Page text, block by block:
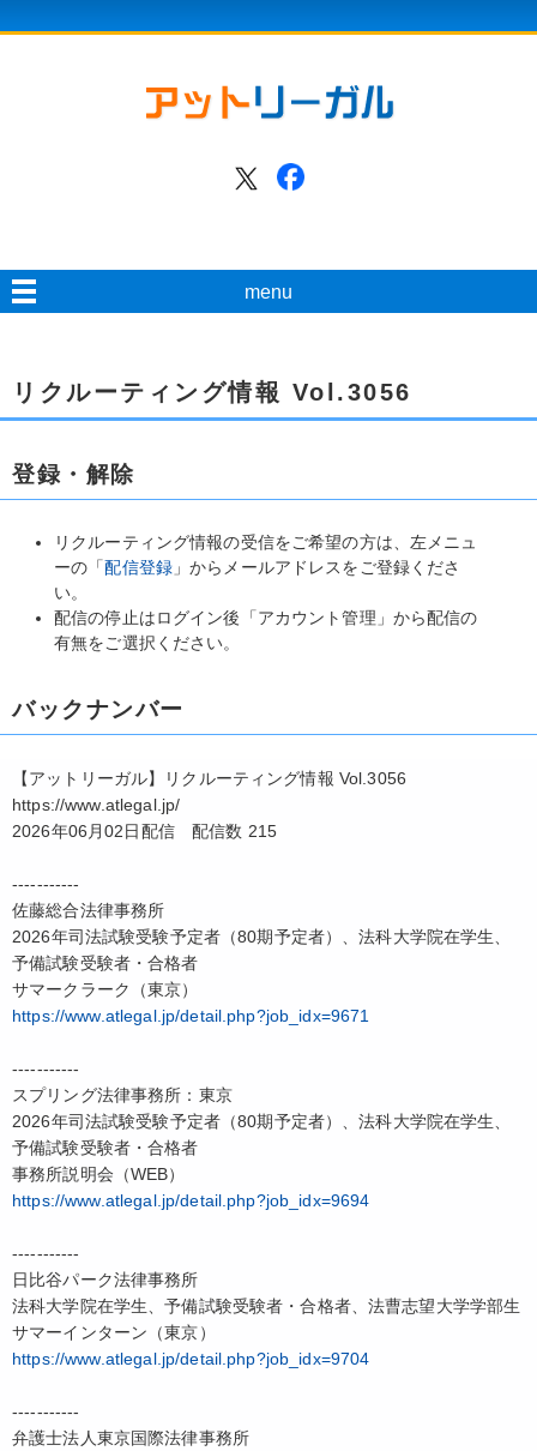
menu
リクルーティング情報 Vol.3056
登録・解除
リクルーティング情報の受信をご希望の方は、左メニュ
ーの「配信登録」からメールアドレスをご登録くださ
い。
配信の停止はログイン後「アカウント管理」から配信の
有無をご選択ください。
バックナンバー
【アットリーガル】リクルーティング情報 Vol.3056
https://www.atlegal.jp/
2026年06月02日配信 配信数 215
-----------
佐藤総合法律事務所
2026年司法試験受験予定者（80期予定者）、法科大学院在学生、
予備試験受験者・合格者
サマークラーク（東京）
https://www.atlegal.jp/detail.php?job_idx=9671
-----------
スプリング法律事務所：東京
2026年司法試験受験予定者（80期予定者）、法科大学院在学生、
予備試験受験者・合格者
事務所説明会（WEB）
https://www.atlegal.jp/detail.php?job_idx=9694
-----------
日比谷パーク法律事務所
法科大学院在学生、予備試験受験者・合格者、法曹志望大学学部生
サマーインターン（東京）
https://www.atlegal.jp/detail.php?job_idx=9704
-----------
弁護士法人東京国際法律事務所